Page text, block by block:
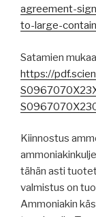
agreement-
to-large-
Satamien
https://
Kiinnostus
tähän asti
valmistus on
Ammoniakin